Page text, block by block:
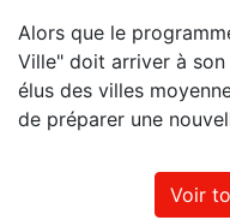
Alors que le
Ville" doit arriver à
élus des villes
de préparer une
Voir